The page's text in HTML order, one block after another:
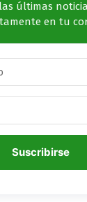
últimas
en tu
Suscribirse